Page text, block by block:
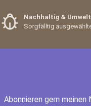
Nachhaltig &
Sorgfälltig
Abonnieren gern